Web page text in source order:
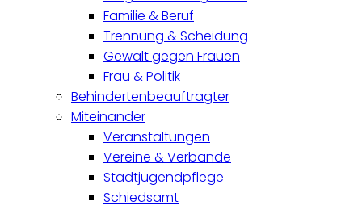
Familie & Beruf
Trennung & Scheidung
Gewalt gegen Frauen
Frau & Politik
Behindertenbeauftragter
Miteinander
Veranstaltungen
Vereine & Verbände
Stadtjugendpflege
Schiedsamt